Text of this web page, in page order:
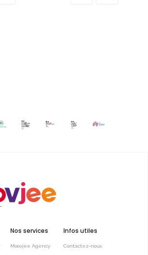
Nos services
Moovjee Agency
Infos utiles
Contactez-nous